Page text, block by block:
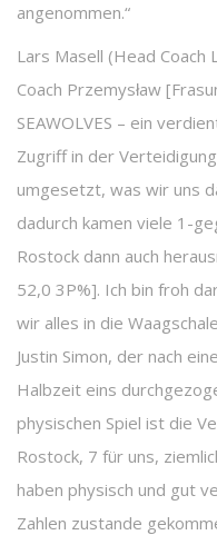
angenommen.“
Lars Masell (Head Coach
Coach Przemysław
SEAWOLVES – ein
Zugriff in der
umgesetzt, was wir uns
dadurch kamen viele 1-
Rostock dann auch
52,0 3P%]. Ich bin froh
wir alles in die
Justin Simon, der nach
Halbzeit eins
physischen Spiel ist die
Rostock, 7 für uns,
haben physisch und gut
Zahlen zustande